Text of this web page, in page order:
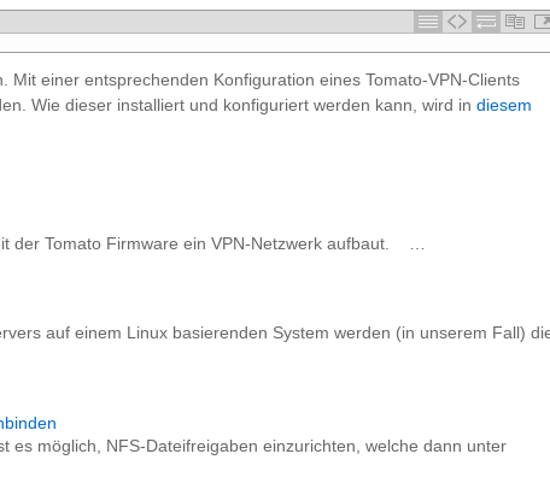
Mit einer entsprechenden Konfiguration eines Tomato-VPN-Clients
Wie dieser installiert und konfiguriert werden kann, wird indiesem
der Tomato Firmware ein VPN-Netzwerk aufbaut. …
auf einem Linux basierenden System werden (in unserem Fall)
es möglich, NFS-Dateifreigaben einzurichten, welche dann unter